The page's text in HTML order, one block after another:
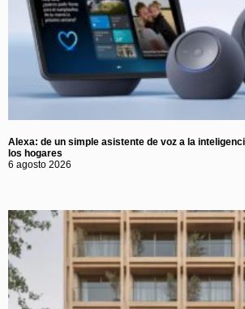
Alexa: de un simple asistente de voz a la
los hogares
6 agosto 2026